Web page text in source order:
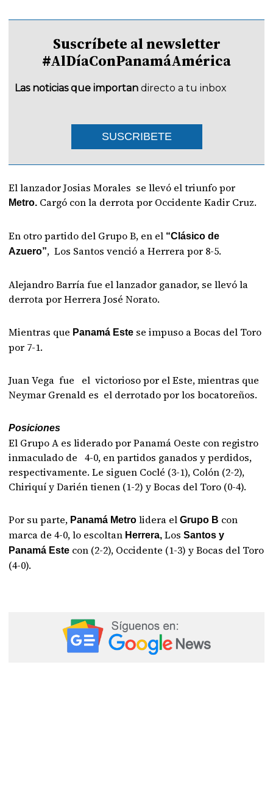
Suscríbete al newsletter
#AlDíaConPanamáAmérica
Las noticias que importan directo a tu inbox
SUSCRIBETE
El lanzador Josias Morales se llevó el triunfo por
Metro. Cargó con la derrota por Occidente Kadir Cruz.
En otro partido del Grupo B, en el “Clásico de
Azuero”, Los Santos venció a Herrera por 8-5.
Alejandro Barría fue el lanzador ganador, se llevó la
derrota por Herrera José Norato.
Mientras que Panamá Este se impuso a Bocas del Toro
por 7-1.
Juan Vega fue el victorioso por el Este, mientras que
Neymar Grenald es el derrotado por los bocatoreños.
Posiciones
El Grupo A es liderado por Panamá Oeste con registro
inmaculado de 4-0, en partidos ganados y perdidos,
respectivamente. Le siguen Coclé (3-1), Colón (2-2),
Chiriquí y Darién tienen (1-2) y Bocas del Toro (0-4).
Por su parte, Panamá Metro lidera elGrupo B con
marca de 4-0, lo escoltan Herrera, LosSantos y
Panamá Este con (2-2), Occidente (1-3) y Bocas del Toro
(4-0).